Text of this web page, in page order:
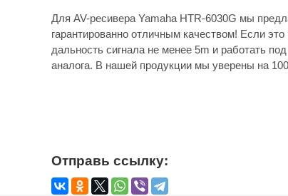
Для AV-ресивера Yamaha HTR-6030G мы
гарантированно отличным качеством! Если
дальность сигнала не менее 5m и работать
аналога. В нашей продукции мы уверены на
Отправь ссылку: